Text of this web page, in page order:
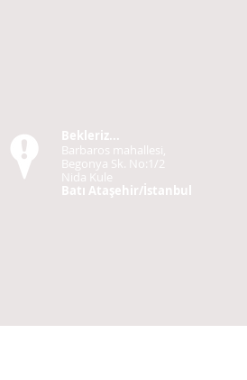
Bekleriz...
Barbaros mahallesi,
Begonya Sk. No:1/2
Nida Kule
Batı Ataşehir/İstanbul